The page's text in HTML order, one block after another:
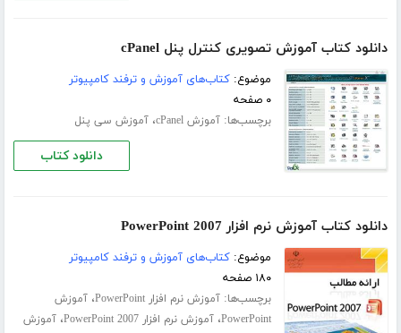
دانلود کتاب آموزش تصویری کنترل پنل cPanel
موضوع:کتاب‌های آموزش و ترفند کامپیوتر
۰ صفحه
برچسب‌ها:آموزش cPanel ،آموزش سی پنل
دانلود کتاب
دانلود کتاب آموزش نرم افزار PowerPoint 2007
موضوع:کتاب‌های آموزش و ترفند کامپیوتر
۱۸۰ صفحه
برچسب‌ها:آموزش نرم افزار PowerPoint ،آموزش
PowerPoint،آموزش نرم افزار PowerPoint 2007 ،آموزش